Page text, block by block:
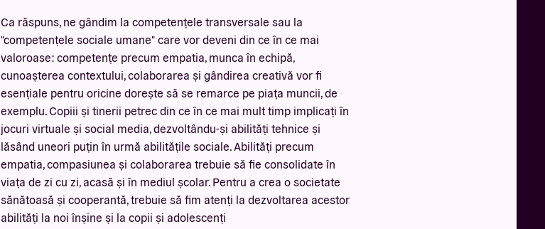
Ca răspuns, ne gândim la competențele transversale sau la
"competențele sociale umane" care vor deveni din ce în ce mai
valoroase: competențe precum empatia, munca în echipă,
cunoașterea contextului, colaborarea și gândirea creativă vor fi
esențiale pentru oricine dorește să se remarce pe piața muncii, de
exemplu. Copiii și tinerii petrec din ce în ce mai mult timp implicați în
jocuri virtuale și social media, dezvoltându-și abilități tehnice și
lăsând uneori puțin în urmă abilitățile sociale. Abilități precum
empatia, compasiunea și colaborarea trebuie să fie consolidate în
viața de zi cu zi, acasă și în mediul școlar. Pentru a crea o societate
sănătoasă și cooperantă, trebuie să fim atenți la dezvoltarea acestor
abilități la noi înșine și la copii și adolescenți